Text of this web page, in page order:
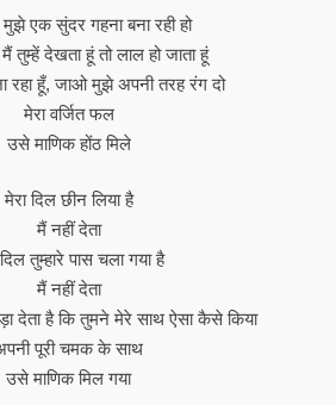
मुझे एक सुंदर गहना बना रही हो
तुम्हें देखता हूं तो लाल हो जाता हूं
रहा हूँ, जाओ मुझे अपनी तरह रंग दो
मेरा वर्जित फल
उसे माणिक होंठ मिले
मेरा दिल छीन लिया है
मैं नहीं देता
तुम्हारे पास चला गया है
मैं नहीं देता
देता है कि तुमने मेरे साथ ऐसा कैसे किया
पूरी चमक के साथ
उसे माणिक मिल गया